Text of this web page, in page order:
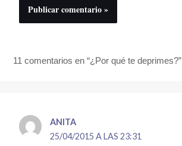
11 comentarios en “¿Por qué te deprimes?”
ANITA
25/04/2015 A LAS 23:31